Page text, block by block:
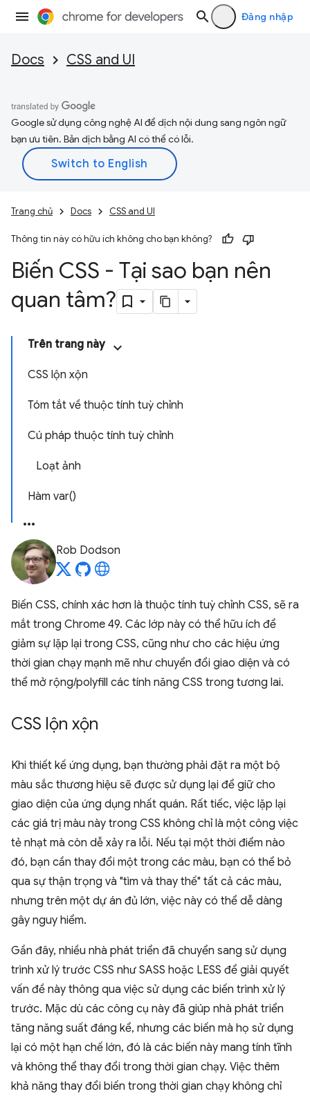
Đăng nhập
Docs CSS and UI
Google sử dụng công nghệ AI để dịch nội dung sang ngôn ngữ
bạn ưu tiên. Bản dịch bằng AI có thể có lỗi.
Trang chủ Docs CSS and UI
Thông tin này có hữu ích không cho bạn không?
Biến CSS - Tại sao bạn nên
quan tâm?
Trên trang này
CSS lộn xộn
Tóm tắt về thuộc tính tuỳ chỉnh
Cú pháp thuộc tính tuỳ chỉnh
Loạt ảnh
Hàm var()
Rob Dodson
Biến CSS, chính xác hơn là thuộc tính tuỳ chỉnh CSS, sẽ ra
mắt trong Chrome 49. Các lớp này có thể hữu ích để
giảm sự lặp lại trong CSS, cũng như cho các hiệu ứng
thời gian chạy mạnh mẽ như chuyển đổi giao diện và có
thể mở rộng/polyfill các tính năng CSS trong tương lai.
CSS lộn xộn
Khi thiết kế ứng dụng, bạn thường phải đặt ra một bộ
màu sắc thương hiệu sẽ được sử dụng lại để giữ cho
giao diện của ứng dụng nhất quán. Rất tiếc, việc lặp lại
các giá trị màu này trong CSS không chỉ là một công việc
tẻ nhạt mà còn dễ xảy ra lỗi. Nếu tại một thời điểm nào
đó, bạn cần thay đổi một trong các màu, bạn có thể bỏ
qua sự thận trọng và "tìm và thay thế" tất cả các màu,
nhưng trên một dự án đủ lớn, việc này có thể dễ dàng
gây nguy hiểm.
Gần đây, nhiều nhà phát triển đã chuyển sang sử dụng
trình xử lý trước CSS như SASS hoặc LESS để giải quyết
vấn đề này thông qua việc sử dụng các biến trình xử lý
trước. Mặc dù các công cụ này đã giúp nhà phát triển
tăng năng suất đáng kể, nhưng các biến mà họ sử dụng
lại có một hạn chế lớn, đó là các biến này mang tính tĩnh
và không thể thay đổi trong thời gian chạy. Việc thêm
khả năng thay đổi biến trong thời gian chạy không chỉ